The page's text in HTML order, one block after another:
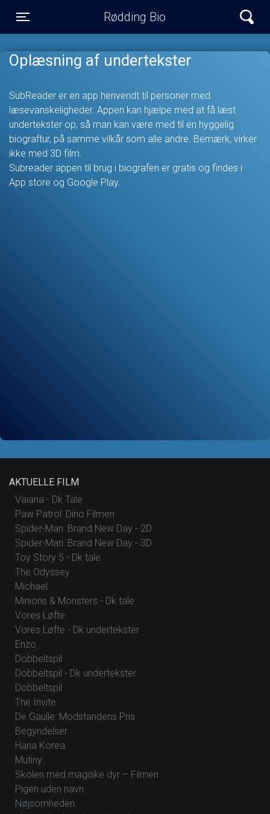
Rødding Bio
Oplæsning af undertekster
SubReader er en app henvendt til personer med
læsevanskeligheder. Appen kan hjælpe med at få læst
undertekster op, så man kan være med til en hyggelig
biograftur, på samme vilkår som alle andre. Bemærk, virker
ikke med 3D film.
Subreader appen til brug i biografen er gratis og findes i
App store og Google Play.
AKTUELLE FILM
Vaiana - Dk Tale
Paw Patrol: Dino Filmen
Spider-Man: Brand New Day - 2D
Spider-Man: Brand New Day - 3D
Toy Story 5 - Dk tale
The Odyssey
Michael
Minions & Monsters - Dk tale
Vores Løfte
Vores Løfte - Dk undertekster
Enzo
Dobbeltspil
Dobbeltspil - Dk undertekster
Dobbeltspil
The Invite
De Gaulle: Modstandens Pris
Begyndelser
Hana Korea
Mutiny
Skolen med magiske dyr – Filmen
Pigen uden navn
Nøjsomheden